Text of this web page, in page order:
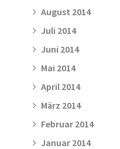
August 2014
Juli 2014
Juni 2014
Mai 2014
April 2014
März 2014
Februar 2014
Januar 2014